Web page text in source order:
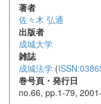
著者
佐々木 弘通
出版者
成城大学
雑誌
成城法学 (
巻号頁・発行日
no.66, pp.1-79,